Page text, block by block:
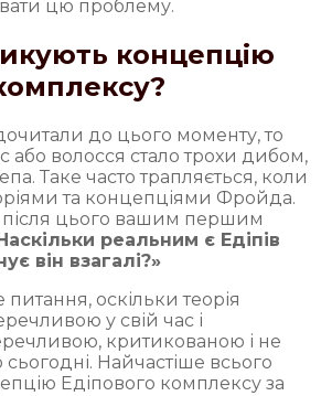
цю проблему.
концепцію
до цього моменту, то
або волосся стало трохи дибом,
Таке часто трапляється, коли
та концепціями Фройда.
після цього вашим першим
реальним є Едіпів
він взагалі?»
оскільки теорія
у свій час і
критикованою і не
Найчастіше всього
Едіпового комплексу за